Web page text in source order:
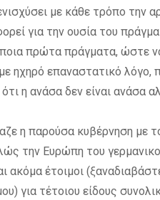
με κάθε τρόπο την
για την ουσία του
πρώτα πράγματα, ώστε
με ηχηρό επαναστατικό
η ανάσα δεν είναι ανάσα
η παρούσα κυβέρνηση με
την Ευρώπη του
ακόμα έτοιμοι
για τέτοιου είδους